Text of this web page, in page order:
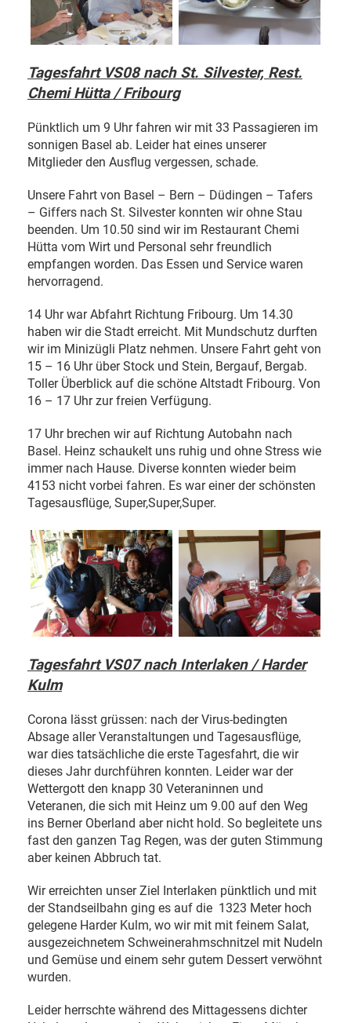
Tagesfahrt VS08 nach St. Silvester, Rest.
Chemi Hütta / Fribourg
Pünktlich um 9 Uhr fahren wir mit 33 Passagieren im
sonnigen Basel ab. Leider hat eines unserer
Mitglieder den Ausflug vergessen, schade.
Unsere Fahrt von Basel – Bern – Düdingen – Tafers
– Giffers nach St. Silvester konnten wir ohne Stau
beenden. Um 10.50 sind wir im Restaurant Chemi
Hütta vom Wirt und Personal sehr freundlich
empfangen worden. Das Essen und Service waren
hervorragend.
14 Uhr war Abfahrt Richtung Fribourg. Um 14.30
haben wir die Stadt erreicht. Mit Mundschutz durften
wir im Minizügli Platz nehmen. Unsere Fahrt geht von
15 – 16 Uhr über Stock und Stein, Bergauf, Bergab.
Toller Überblick auf die schöne Altstadt Fribourg. Von
16 – 17 Uhr zur freien Verfügung.
17 Uhr brechen wir auf Richtung Autobahn nach
Basel. Heinz schaukelt uns ruhig und ohne Stress wie
immer nach Hause. Diverse konnten wieder beim
4153 nicht vorbei fahren. Es war einer der schönsten
Tagesausflüge, Super,Super,Super.
Tagesfahrt VS07 nach Interlaken / Harder
Kulm
Corona lässt grüssen: nach der Virus-bedingten
Absage aller Veranstaltungen und Tagesausflüge,
war dies tatsächliche die erste Tagesfahrt, die wir
dieses Jahr durchführen konnten. Leider war der
Wettergott den knapp 30 Veteraninnen und
Veteranen, die sich mit Heinz um 9.00 auf den Weg
ins Berner Oberland aber nicht hold. So begleitete uns
fast den ganzen Tag Regen, was der guten Stimmung
aber keinen Abbruch tat.
Wir erreichten unser Ziel Interlaken pünktlich und mit
der Standseilbahn ging es auf die 1323 Meter hoch
gelegene Harder Kulm, wo wir mit mit feinem Salat,
ausgezeichnetem Schweinerahmschnitzel mit Nudeln
und Gemüse und einem sehr gutem Dessert verwöhnt
wurden.
Leider herrschte während des Mittagessens dichter